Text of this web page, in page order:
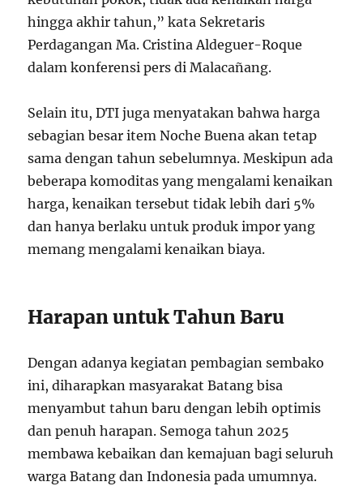
hingga akhir tahun,” kata Sekretaris
Perdagangan Ma. Cristina Aldeguer-Roque
dalam konferensi pers di Malacañang.
Selain itu, DTI juga menyatakan bahwa harga
sebagian besar item Noche Buena akan tetap
sama dengan tahun sebelumnya. Meskipun ada
beberapa komoditas yang mengalami kenaikan
harga, kenaikan tersebut tidak lebih dari 5%
dan hanya berlaku untuk produk impor yang
memang mengalami kenaikan biaya.
Harapan untuk Tahun Baru
Dengan adanya kegiatan pembagian sembako
ini, diharapkan masyarakat Batang bisa
menyambut tahun baru dengan lebih optimis
dan penuh harapan. Semoga tahun 2025
membawa kebaikan dan kemajuan bagi seluruh
warga Batang dan Indonesia pada umumnya.